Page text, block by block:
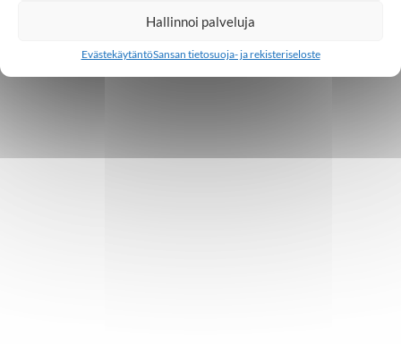
Hallinnoi palveluja
EvästekäytäntöSansan tietosuoja- ja rekisteriseloste